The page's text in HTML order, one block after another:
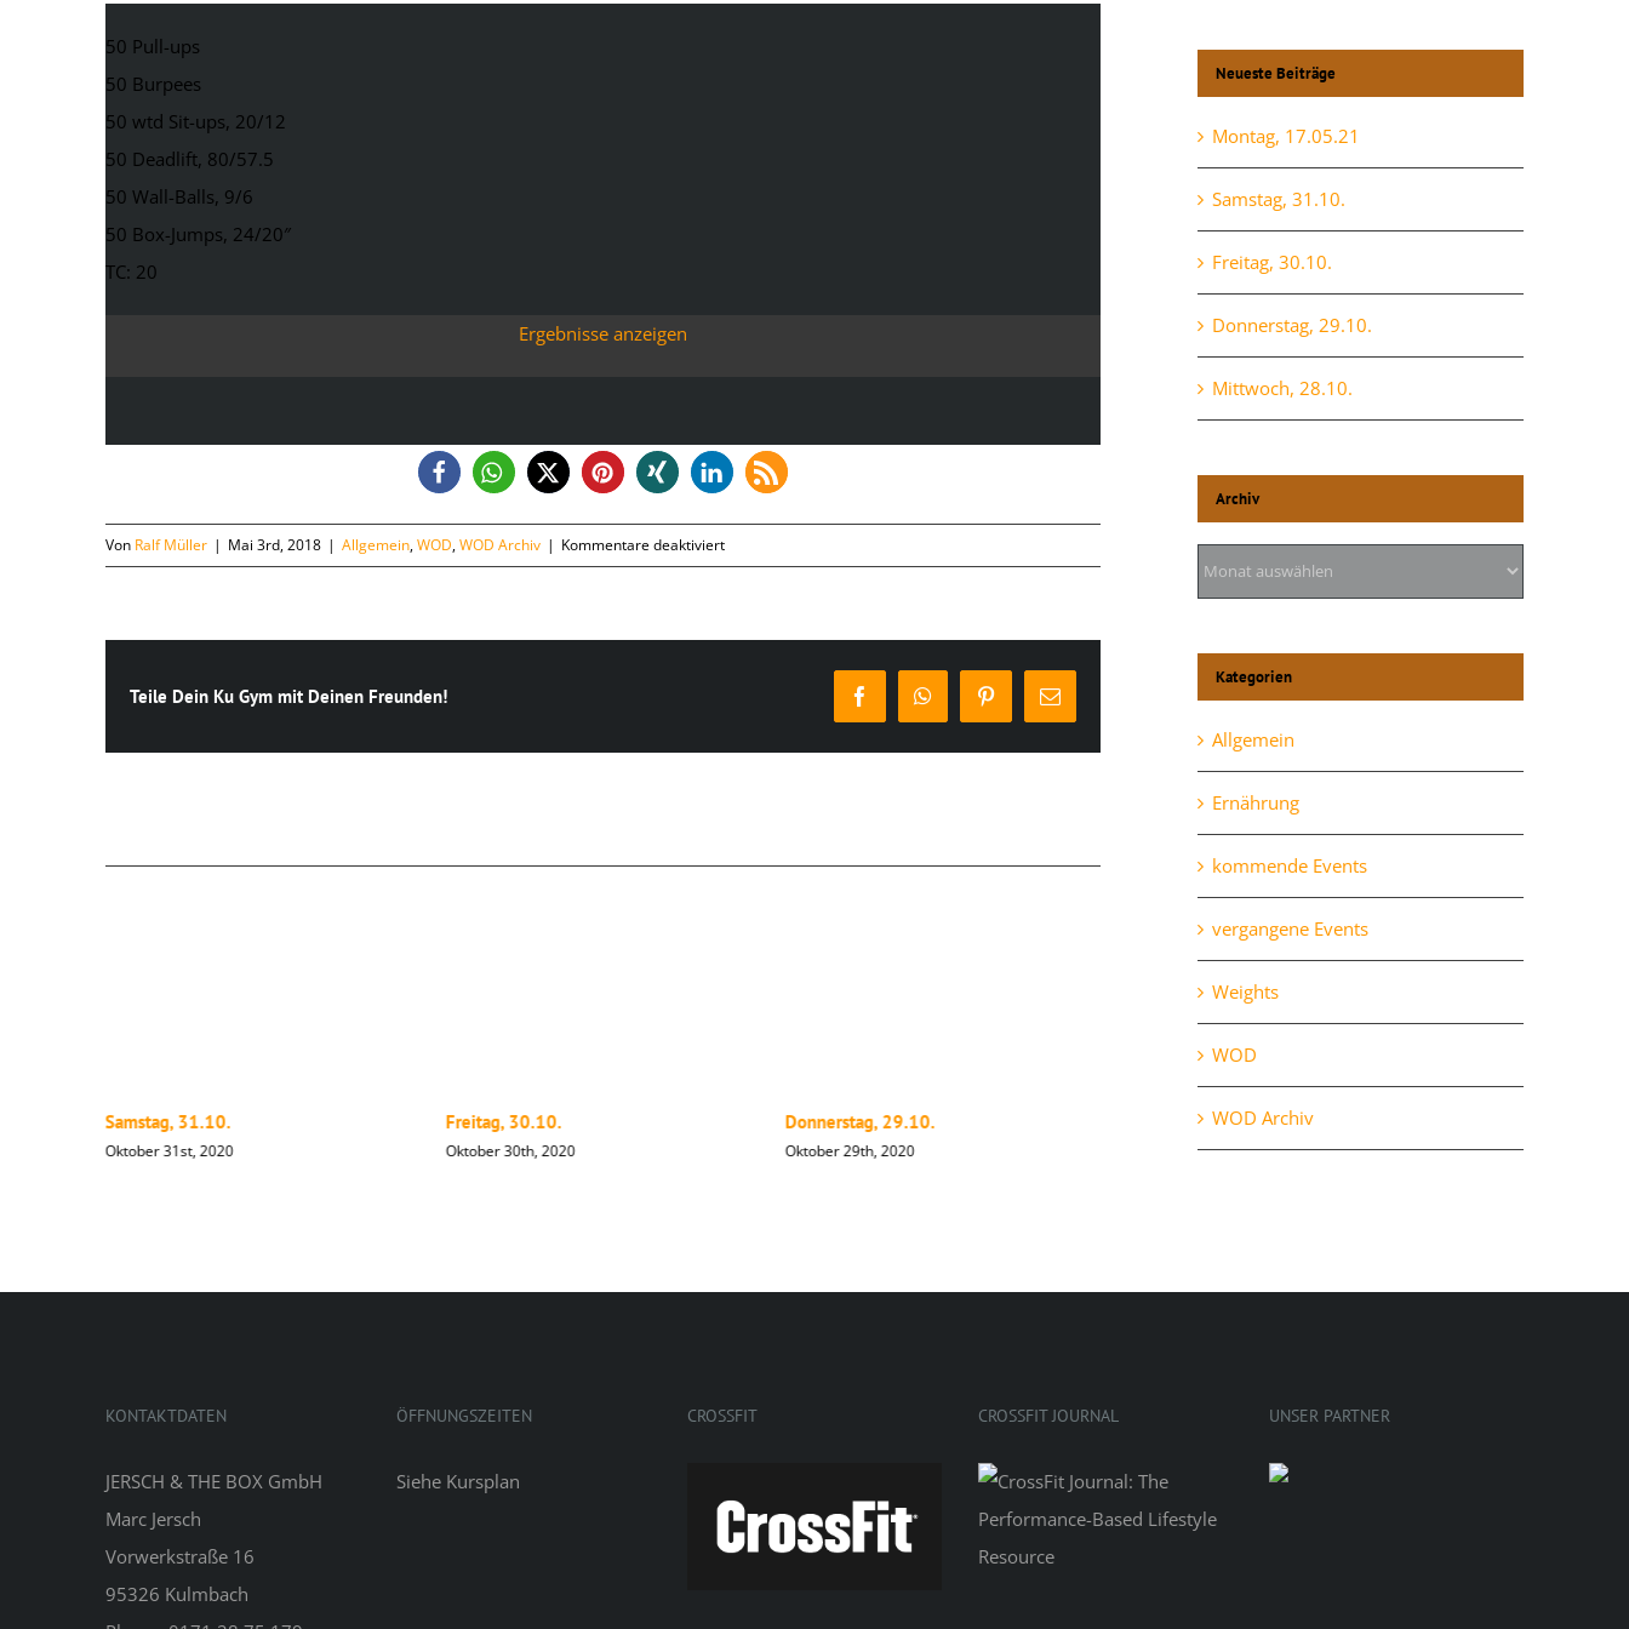
50 Pull-ups
50 Burpees
50 wtd Sit-ups, 20/12
50 Deadlift, 80/57.5
50 Wall-Balls, 9/6
50 Box-Jumps, 24/20″
TC: 20
Ergebnisse anzeigen
Von Ralf Müller | Mai 3rd, 2018 | Allgemein,WOD,WOD Archiv | Kommentare deaktiviertfür
Donnerstag,
Teile Dein Ku Gym mit Deinen Freunden! FacebookWhatsAppPinterest
E-
Mail
Samstag, 31.10.
Oktober 31st, 2020
Freitag, 30.10.
Oktober 30th, 2020
Donnerstag, 29.10.
Oktober 29th, 2020
Mittwoch, 28.10.
Oktober 28th, 2020
Neueste Beiträge
Montag, 17.05.21
Samstag, 31.10.
Freitag, 30.10.
Donnerstag, 29.10.
Mittwoch, 28.10.
Archiv
Archiv
Kategorien
Allgemein
Ernährung
kommende Events
vergangene Events
Weights
WOD
WOD Archiv
KONTAKTDATEN
JERSCH & THE BOX GmbH
Marc Jersch
Vorwerkstraße 16
95326 Kulmbach
ÖFFNUNGSZEITEN
Siehe Kursplan
CROSSFIT CROSSFIT JOURNAL UNSER PARTNER